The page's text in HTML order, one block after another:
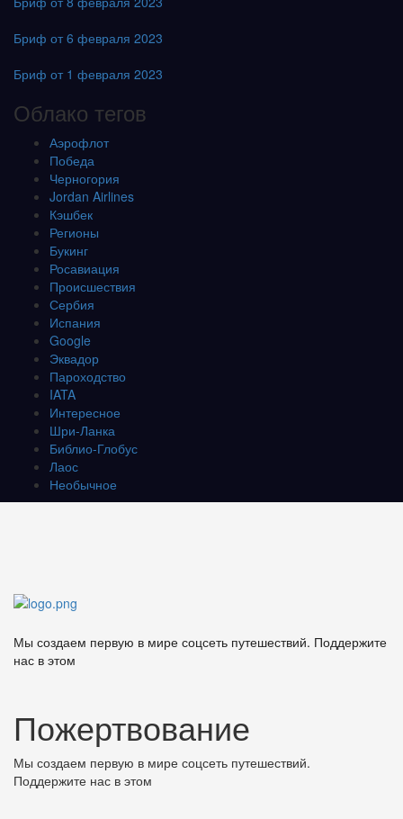
Бриф от 6 февраля 2023
Бриф от 1 февраля 2023
Облако тегов
Аэрофлот
Победа
Черногория
Jordan Airlines
Кэшбек
Регионы
Букинг
Росавиация
Происшествия
Сербия
Испания
Google
Эквадор
Пароходство
IATA
Интересное
Шри-Ланка
Библио-Глобус
Лаос
Необычное
Мы создаем первую в мире соцсеть путешествий. Поддержите
нас в этом
Пожертвование
Мы создаем первую в мире соцсеть путешествий.
Поддержите нас в этом